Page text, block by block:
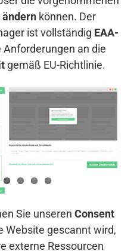
können. Der
ist vollständig EAA-
Anforderungen an die
gemäß EU-Richtlinie.
Sie unseren Consent
Website gescannt wird,
externe Ressourcen